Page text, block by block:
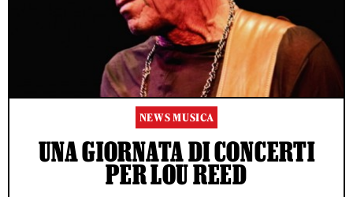
NEWS MUSICA
UNA GIORNATA DI CONCERTI
PER LOU REED